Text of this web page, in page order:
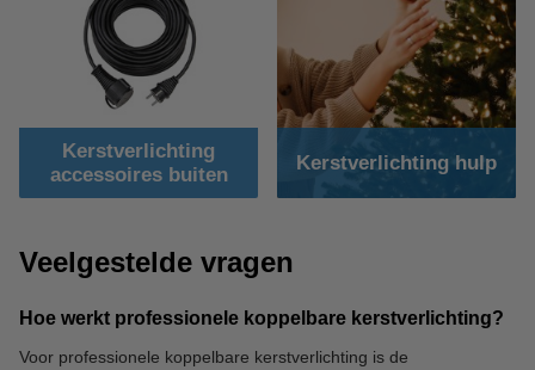
Kerstverlichting
accessoires buiten
Kerstverlichting hulp
Veelgestelde vragen
Hoe werkt professionele koppelbare kerstverlichting?
Voor professionele koppelbare kerstverlichting is de